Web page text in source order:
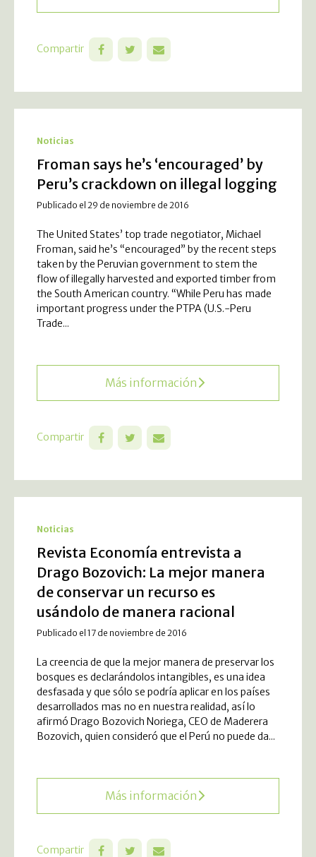
Compartir
Noticias
Froman says he’s ‘encouraged’ by
Peru’s crackdown on illegal logging
Publicado el 29 de noviembre de 2016
The United States’ top trade negotiator, Michael
Froman, said he’s “encouraged” by the recent steps
taken by the Peruvian government to stem the
flow of illegally harvested and exported timber from
the South American country. “While Peru has made
important progress under the PTPA (U.S.-Peru
Trade...
Más información
Compartir
Noticias
Revista Economía entrevista a
Drago Bozovich: La mejor manera
de conservar un recurso es
usándolo de manera racional
Publicado el 17 de noviembre de 2016
La creencia de que la mejor manera de preservar los
bosques es declarándolos intangibles, es una idea
desfasada y que sólo se podría aplicar en los países
desarrollados mas no en nuestra realidad, así lo
afirmó Drago Bozovich Noriega, CEO de Maderera
Bozovich, quien consideró que el Perú no puede da...
Más información
Compartir